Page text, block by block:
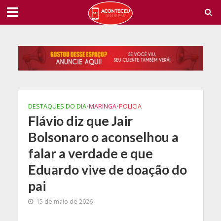
DESTAQUES DO DIA•MARINGA•POLICIA
Flávio diz que Jair
Bolsonaro o aconselhou a
falar a verdade e que
Eduardo vive de doação do
pai
15 de maio de 2026